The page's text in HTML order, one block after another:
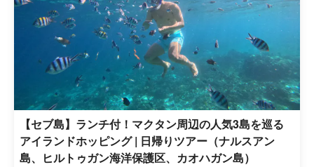
【セブ島】ランチ付！マクタン周辺の人気3島を巡る
アイランドホッピング | 日帰りツアー（ナルスアン
島、ヒルトゥガン海洋保護区、カオハガン島）